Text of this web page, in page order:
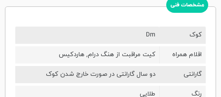
مشخصات فنی
کوک Dm
اقلام همراه کیت مراقبت از هنگ درام, هاردکیس
گارانتی دو سال گارانتی در صورت خارج شدن کوک
رنگ طلایی